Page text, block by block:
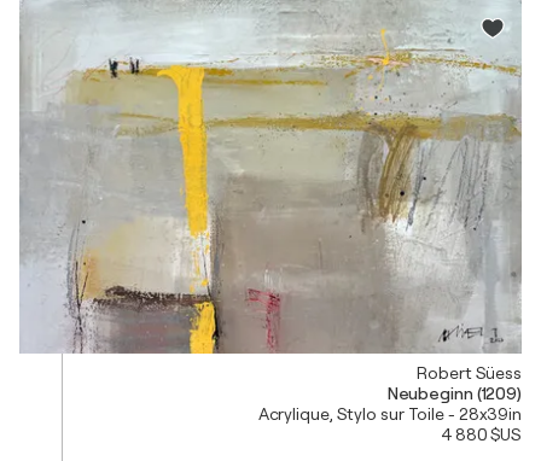
Robert Süess
Neubeginn (1209)
Acrylique, Stylo sur Toile - 28x39in
4 880 $US